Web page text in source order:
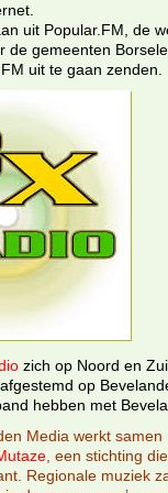
uit Popular.FM, de
gemeenten
uit te gaan zenden.
zich op Noord en
op
hebben met
Media werkt
, een stichting
Regionale muziek